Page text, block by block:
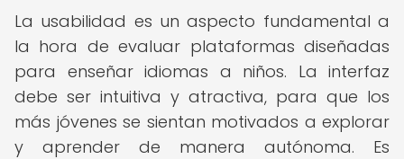
La usabilidad es un aspecto fundamental a
la hora de evaluar plataformas diseñadas
para enseñar idiomas a niños. La interfaz
debe ser intuitiva y atractiva, para que los
más jóvenes se sientan motivados a explorar
y aprender de manera autónoma. Es